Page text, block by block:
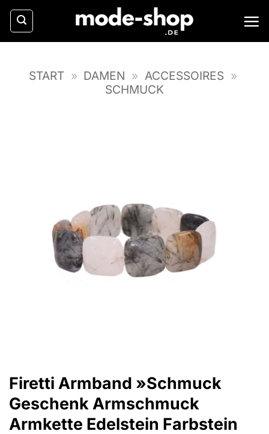
Zum
Inhalt
springen
START » DAMEN » ACCESSOIRES »
SCHMUCK
Firetti Armband »Schmuck
Geschenk Armschmuck
Armkette Edelstein Farbstein